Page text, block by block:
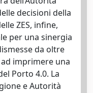
decisioni della
ZES, infine,
per una sinergia
da oltre
imprimere una
Porto 4.0. La
e Autorità